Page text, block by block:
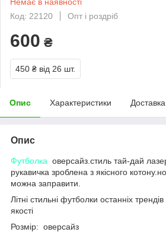
Код: 22120
Опт і роздріб
600 ₴
450 ₴ від 26 шт.
Опис Характеристики Доставка
Опис
Футболка оверсайз.стиль тай-дай
рукавичка зроблена з якісного
можна заправити.
Літні стильні футболки останніх
якості
Розмір: оверсайз